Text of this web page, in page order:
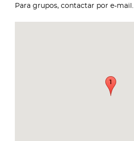
Para grupos, contactar por e-mail.